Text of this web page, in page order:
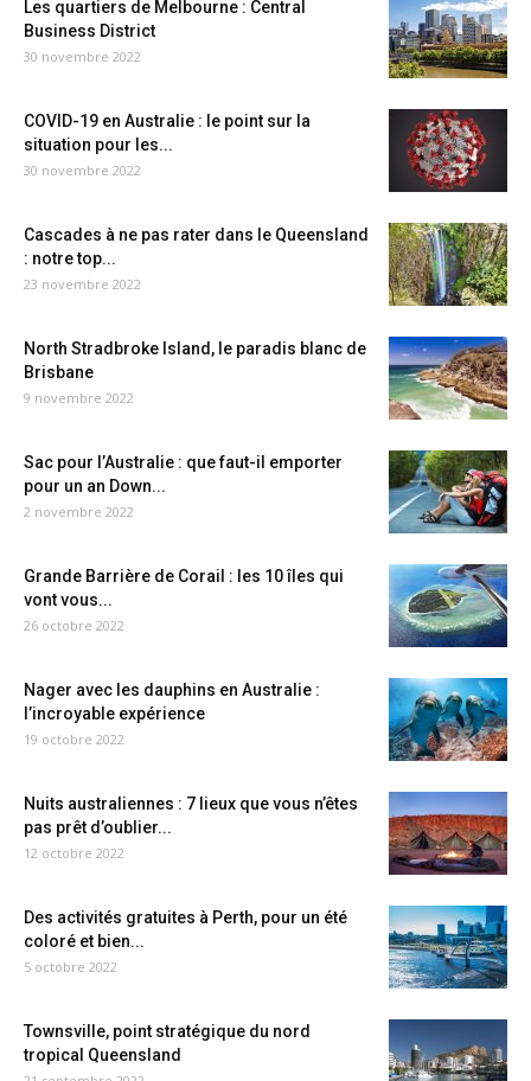
Les quartiers de Melbourne : Central
Business District
30 novembre 2022
COVID-19 en Australie : le point sur la
situation pour les...
30 novembre 2022
Cascades à ne pas rater dans le Queensland
: notre top...
23 novembre 2022
North Stradbroke Island, le paradis blanc de
Brisbane
9 novembre 2022
Sac pour l’Australie : que faut-il emporter
pour un an Down...
2 novembre 2022
Grande Barrière de Corail : les 10 îles qui
vont vous...
26 octobre 2022
Nager avec les dauphins en Australie :
l’incroyable expérience
19 octobre 2022
Nuits australiennes : 7 lieux que vous n’êtes
pas prêt d’oublier...
12 octobre 2022
Des activités gratuites à Perth, pour un été
coloré et bien...
5 octobre 2022
Townsville, point stratégique du nord
tropical Queensland